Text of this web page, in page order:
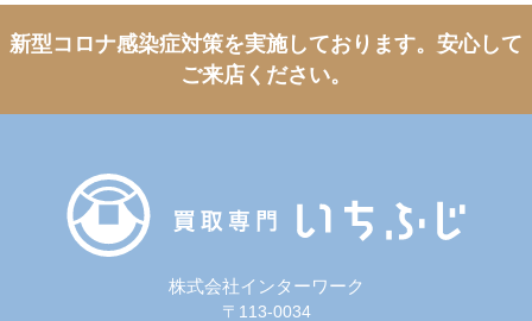
新型コロナ感染症対策を実施しております。 安心して
ご来店ください。
株式会社インターワーク
〒113-0034